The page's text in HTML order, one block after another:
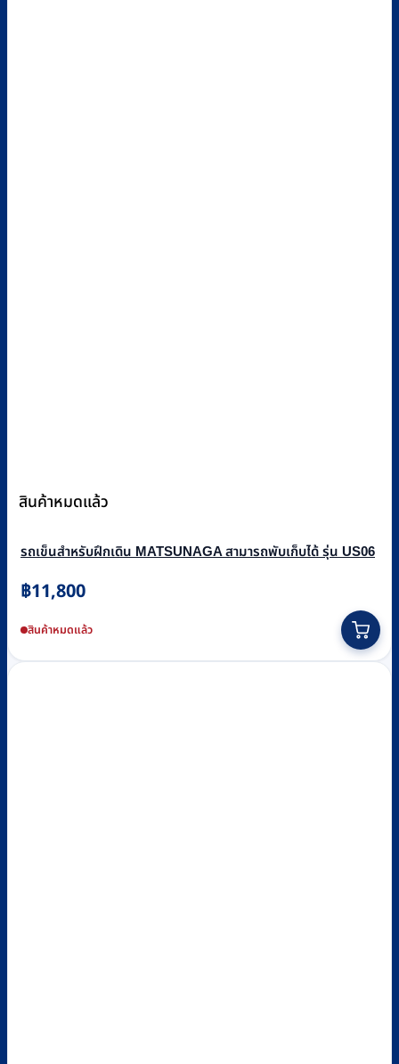
สินค้าหมดแล้ว
รถเข็นสำหรับฝึกเดิน MATSUNAGA สามารถพับเก็บได้ รุ่น US06
฿11,800
สินค้าหมดแล้ว